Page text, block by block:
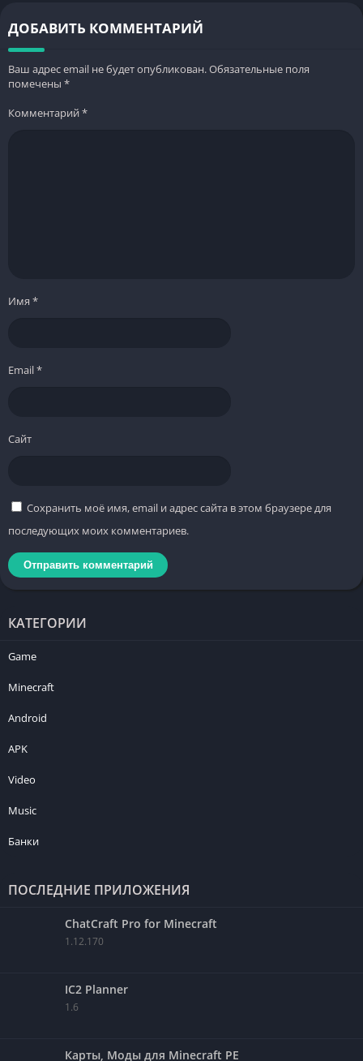
ДОБАВИТЬ КОММЕНТАРИЙ
Ваш адрес email не будет опубликован.Обязательные поля
помечены *
Комментарий*
Имя *
Email*
Сайт
Сохранить моё имя, email и адрес сайта в этом браузере для
последующих моих комментариев.
КАТЕГОРИИ
Game
Minecraft
Android
APK
Video
Music
Банки
ПОСЛЕДНИЕ ПРИЛОЖЕНИЯ
ChatCraft Pro for Minecraft
1.12.170
IC2 Planner
1.6
Карты, Моды для Minecraft PE